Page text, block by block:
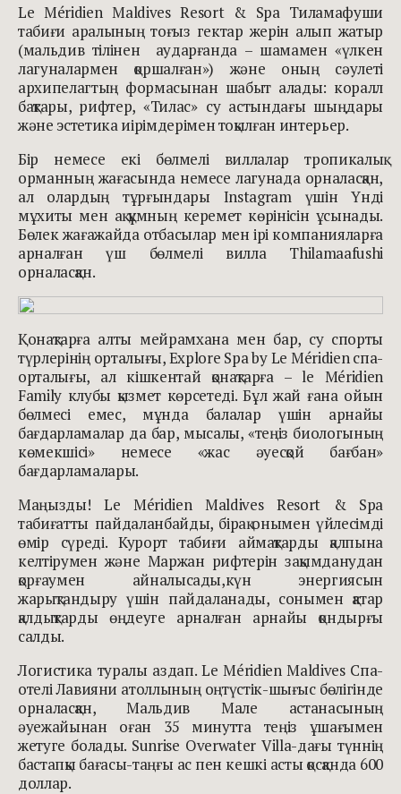
Le Méridien Maldives Resort & Spa Тиламафуши
табиғи аралының тоғыз гектар жерін алып жатыр
(мальдив тілінен аударғанда – шамамен «үлкен
лагуналармен қоршалған») және оның сәулеті
архипелагтың формасынан шабыт алады: коралл
бақтары, рифтер, «Тилас» су астындағы шыңдары
және эстетика иірімдерімен тоқылған интерьер.
Бір немесе екі бөлмелі виллалар тропикалық
орманның жағасында немесе лагунада орналасқан,
ал олардың тұрғындары Instagram үшін Үнді
мұхиты мен ақ құмның керемет көрінісін ұсынады.
Бөлек жағажайда отбасылар мен ірі компанияларға
арналған үш бөлмелі вилла Thilamaafushi
орналасқан.
Қонақтарға алты мейрамхана мен бар, су спорты
түрлерінің орталығы, Explore Spa by Le Méridien спа-
орталығы, ал кішкентай қонақтарға – le Méridien
Family клубы қызмет көрсетеді. Бұл жай ғана ойын
бөлмесі емес, мұнда балалар үшін арнайы
бағдарламалар да бар, мысалы, «теңіз биологының
көмекшісі» немесе «жас әуесқой бағбан»
бағдарламалары.
Маңызды! Le Méridien Maldives Resort & Spa
табиғатты пайдаланбайды, бірақ онымен үйлесімді
өмір сүреді. Курорт табиғи аймақтарды қалпына
келтірумен және Маржан рифтерін зақымданудан
қорғаумен айналысады,күн энергиясын
жарықтандыру үшін пайдаланады, сонымен қатар
қалдықтарды өңдеуге арналған арнайы қондырғы
салды.
Логистика туралы аздап. Le Méridien Maldives Спа-
отелі Лавияни атоллының оңтүстік-шығыс бөлігінде
орналасқан, Мальдив Мале астанасының
әуежайынан оған 35 минутта теңіз ұшағымен
жетуге болады. Sunrise Overwater Villa-дағы түннің
бастапқы бағасы-таңғы ас пен кешкі асты қосқанда 600
доллар.